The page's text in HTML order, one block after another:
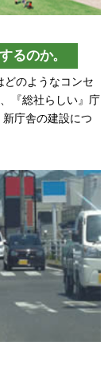
るのか。
のようなコンセ
『総社らしい』庁
庁舎の建設につ